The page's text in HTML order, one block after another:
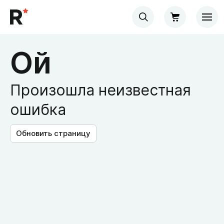
Ой
Произошла неизвестная
ошибка
Обновить страницу